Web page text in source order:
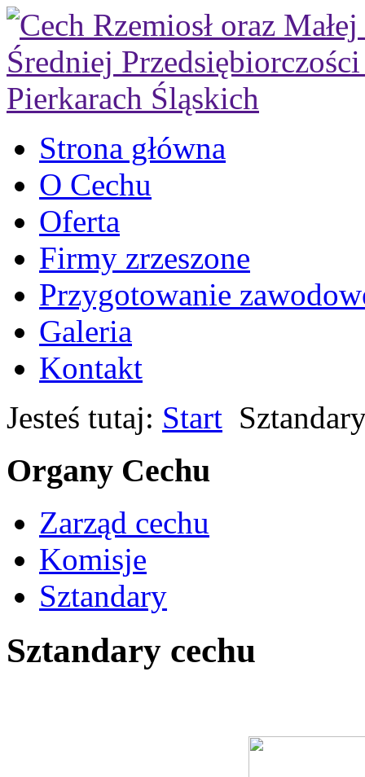
Strona główna
O Cechu
Oferta
Firmy zrzeszone
Przygotowanie
Galeria
Kontakt
Jesteś tutaj: Start
Organy Cechu
Zarząd cechu
Komisje
Sztandary
Sztandary cechu